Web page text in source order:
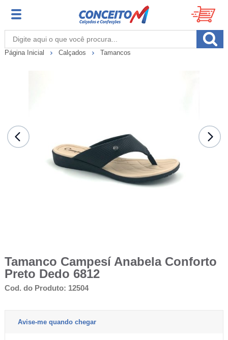
Página Inicial Calçados Tamancos
Tamanco Campesí Anabela Conforto
Preto Dedo 6812
Cod. do Produto: 12504
Avise-me quando chegar